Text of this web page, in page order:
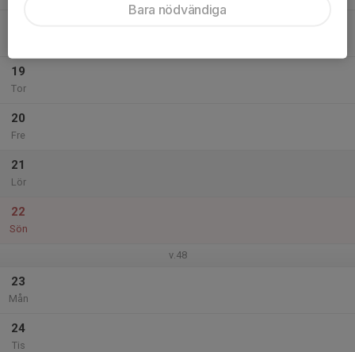
19
Tor
20
Fre
21
Lör
22
Sön
v.48
23
Mån
24
Tis
Bara nödvändiga